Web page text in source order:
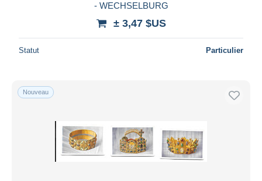
- WECHSELBURG
± 3,47 $US
Statut Particulier
Nouveau